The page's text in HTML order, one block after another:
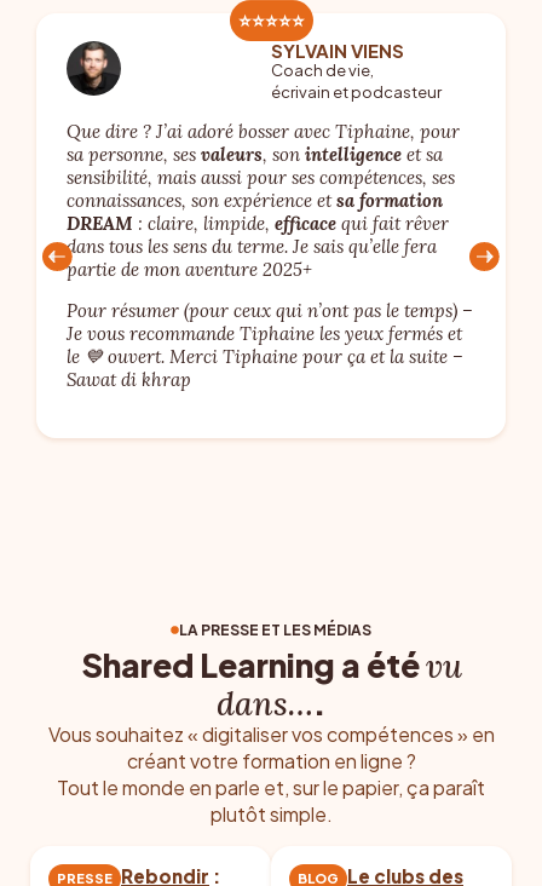
⭐️⭐️⭐️⭐️⭐️
SYLVAIN VIENS
Coach de vie,
écrivain et podcasteur
Que dire ? J’ai adoré bosser avec Tiphaine, pour
sa personne, ses valeurs, son intelligence et sa
sensibilité, mais aussi pour ses compétences, ses
connaissances, son expérience etsa formation
DREAM : claire, limpide, efficace qui fait rêver
dans tous les sens du terme. Je sais qu’elle fera
partie de mon aventure 2025+
Pour résumer (pour ceux qui n’ont pas le temps) –
Je vous recommande Tiphaine les yeux fermés et
le 💙 ouvert. Merci Tiphaine pour ça et la suite –
Sawat di khrap
LA PRESSE ET LES MÉDIAS
Shared Learning a étévu
dans….
Vous souhaitez « digitaliser vos compétences » en
créant votre formation en ligne ?
Tout le monde en parle et, sur le papier, ça paraît
plutôt simple.
PRESSE Rebondir : BLOG Le clubs des